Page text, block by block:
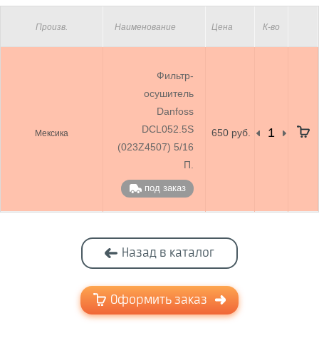
Произв. Наименование Цена К-во
Мексика
Фильтр-
осушитель
Danfoss
DCL052.5S
(023Z4507) 5/16
П.
под заказ
650 руб.
Назад в каталог
Оформить заказ